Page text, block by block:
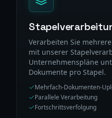
Verarbeiten Sie
mit unserer
Unternehmenspläne
Dokumente pro Stapel.
Mehrfach-Dokumenten-
Parallele Verarbeitung
Fortschrittsverfolgung